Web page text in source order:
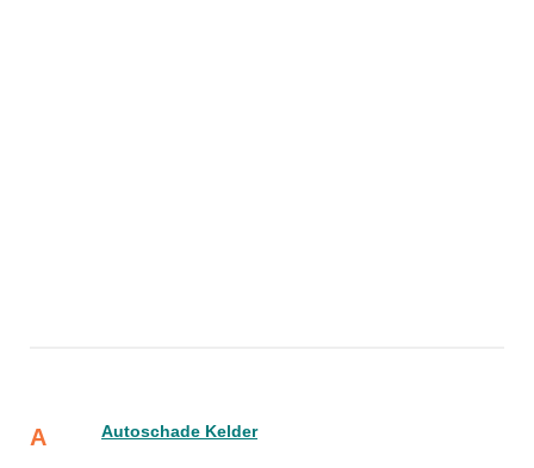
A Autoschade Kelder